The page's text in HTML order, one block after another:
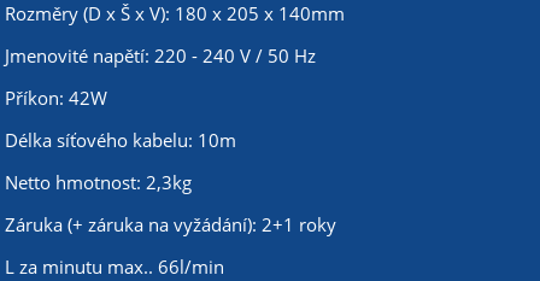
Rozměry (D x Š x V): 180 x 205 x 140mm
Jmenovité napětí: 220 - 240 V / 50 Hz
Příkon: 42W
Délka síťového kabelu: 10m
Netto hmotnost: 2,3kg
Záruka (+ záruka na vyžádání): 2+1 roky
L za minutu max.. 66l/min